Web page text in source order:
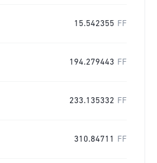
15.542355 FF
194.279443 FF
233.135332 FF
310.84711 FF